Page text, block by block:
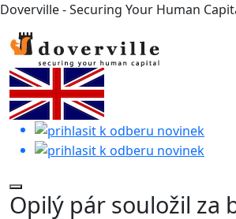
Doverville - Securing Your Human
Opilý pár souložil za